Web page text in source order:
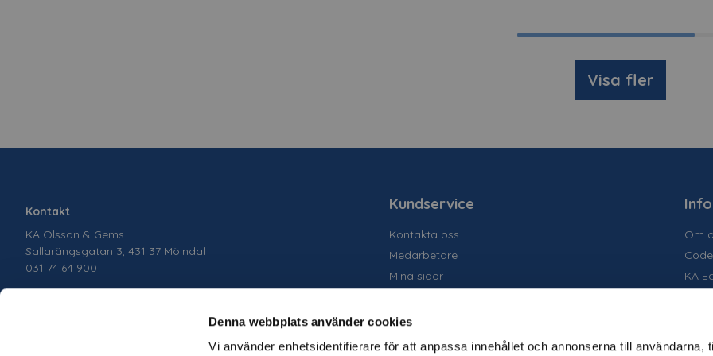
Denna webbplats använder cookies
Vi använder enhetsidentifierare för att anpassa innehållet och annonserna till användarna,
Visa fler
Kontakt
KA Olsson & Gems
Sallarängsgatan 3, 431 37 Mölndal
031 74 64 900
Kundservice
Kontakta oss
Medarbetare
Mina sidor
Allmänna villkor
Om
KA